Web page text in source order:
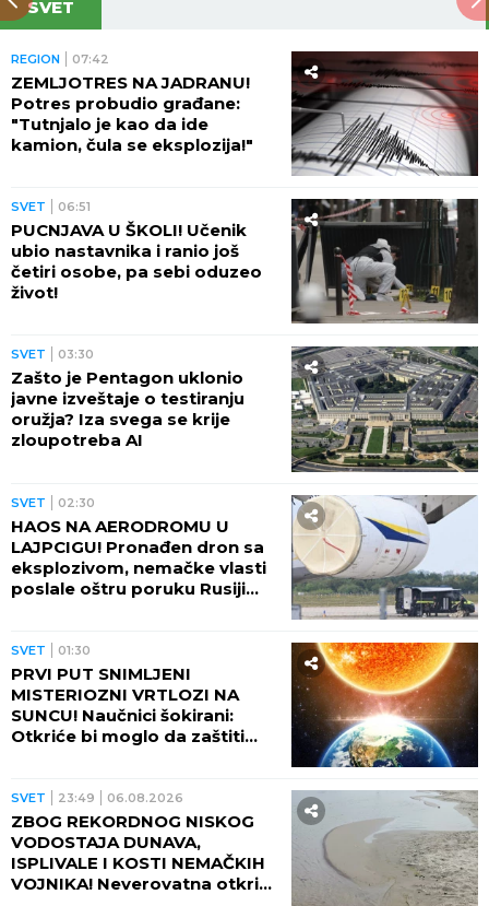
SVET
REGION 07:42
ZEMLJOTRES NA JADRANU!
Potres probudio građane:
"Tutnjalo je kao da ide
kamion, čula se eksplozija!"
SVET 06:51
PUCNJAVA U ŠKOLI! Učenik
ubio nastavnika i ranio još
četiri osobe, pa sebi oduzeo
život!
SVET 03:30
Zašto je Pentagon uklonio
javne izveštaje o testiranju
oružja? Iza svega se krije
zloupotreba AI
SVET 02:30
HAOS NA AERODROMU U
LAJPCIGU! Pronađen dron sa
eksplozivom, nemačke vlasti
poslale oštru poruku Rusiji
SVET 01:30
PRVI PUT SNIMLJENI
MISTERIOZNI VRTLOZI NA
SUNCU! Naučnici šokirani:
Otkriće bi moglo da zaštiti
SVET 23:49 06.08.2026
ZBOG REKORDNOG NISKOG
VODOSTAJA DUNAVA,
ISPLIVALE I KOSTI NEMAČKIH
VOJNIKA! Neverovatna otkrića